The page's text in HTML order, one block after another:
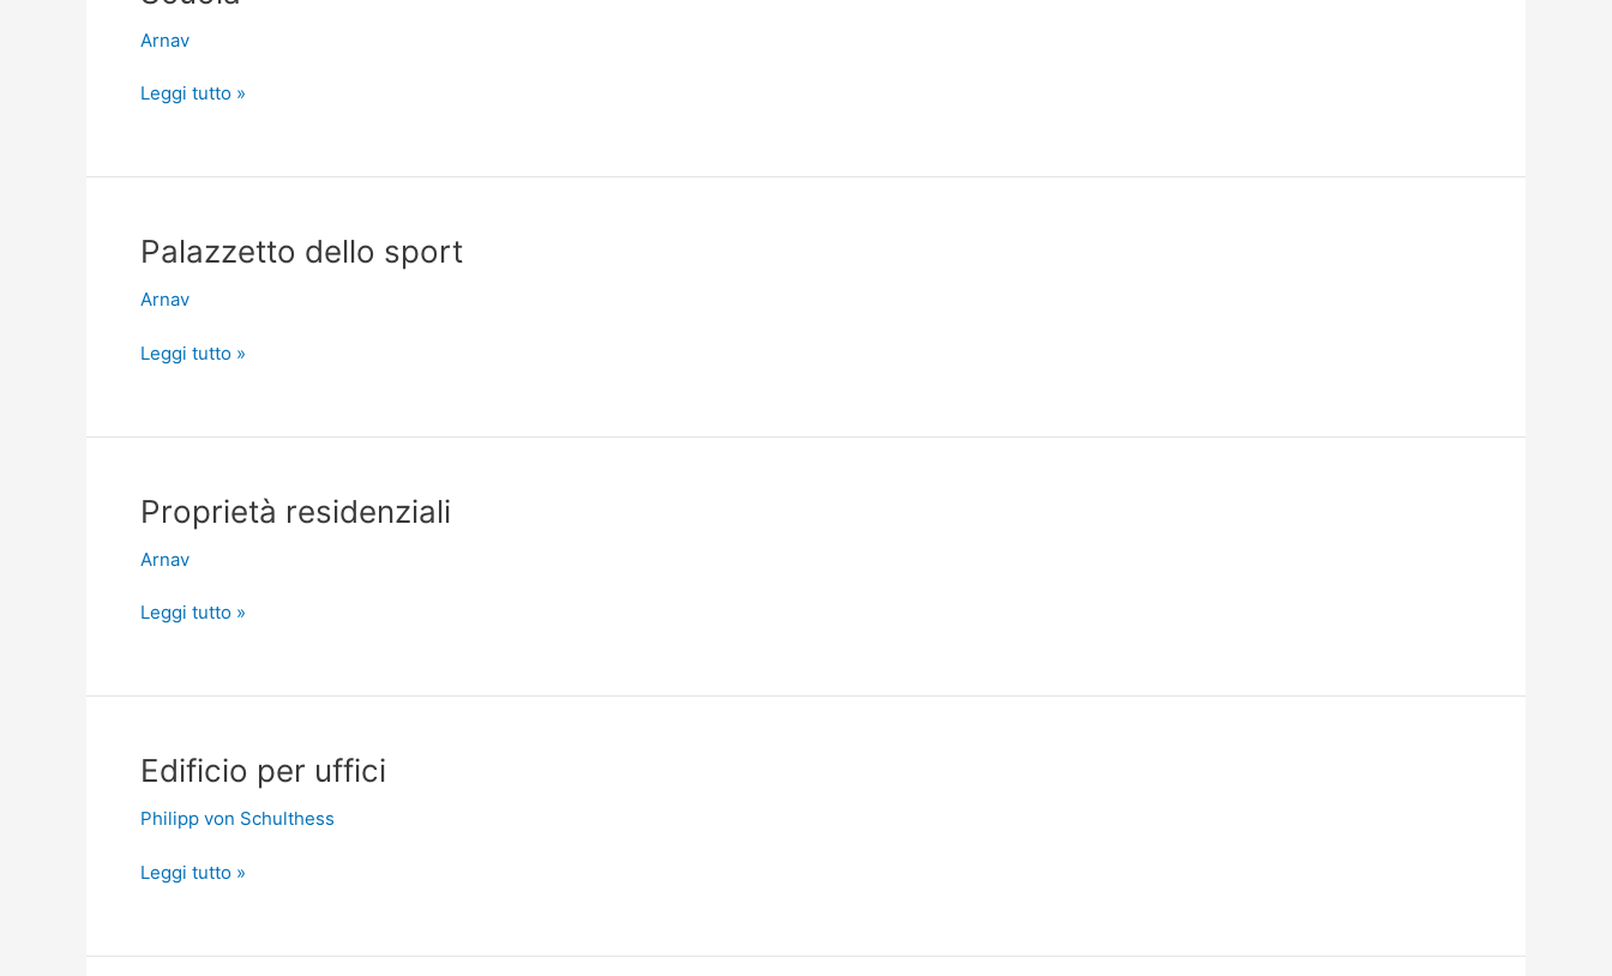
Arnav
Leggi tutto »
Palazzetto dello sport
Arnav
Palazzetto
sport
Leggi tutto »
Proprietà residenziali
Arnav
Proprietà
residenziali
Leggi tutto »
Edificio per uffici
Philipp von Schulthess
Edificio
uffici
Leggi tutto »